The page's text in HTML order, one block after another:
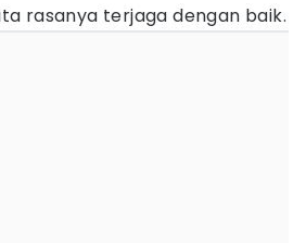
rasanya terjaga dengan baik.